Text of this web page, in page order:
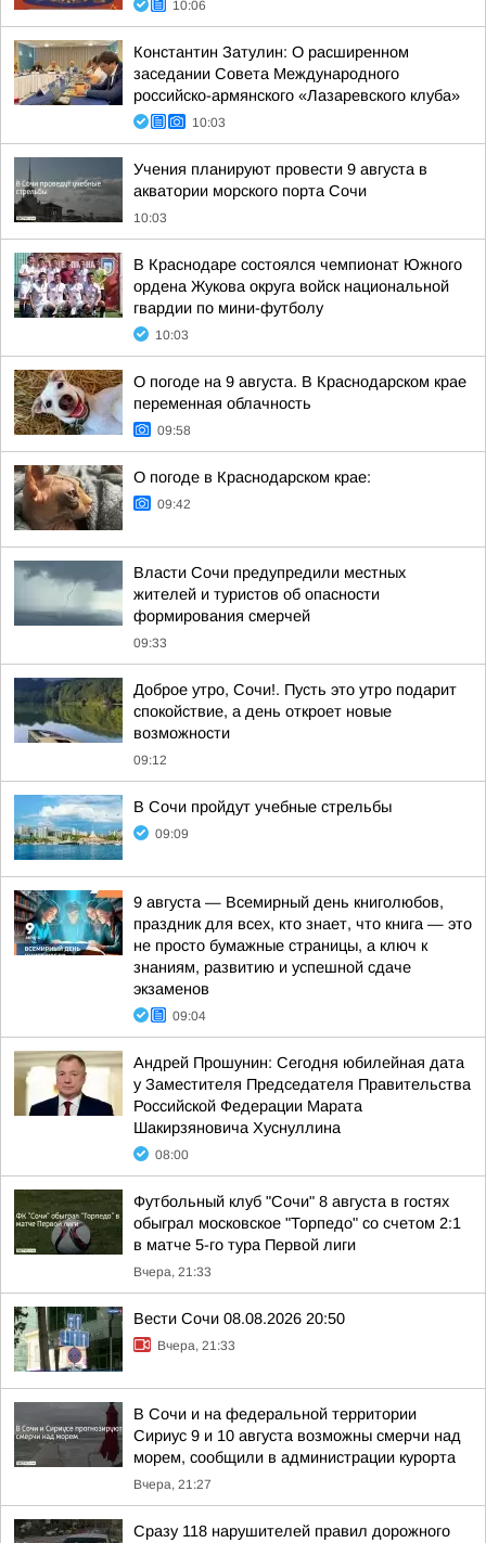
10:06
Константин Затулин: О расширенном
заседании Совета Международного
российско-армянского «Лазаревского клуба»
10:03
Учения планируют провести 9 августа в
акватории морского порта Сочи
10:03
В Краснодаре состоялся чемпионат Южного
ордена Жукова округа войск национальной
гвардии по мини-футболу
10:03
О погоде на 9 августа. В Краснодарском крае
переменная облачность
09:58
О погоде в Краснодарском крае:
09:42
Власти Сочи предупредили местных
жителей и туристов об опасности
формирования смерчей
09:33
Доброе утро, Сочи!. Пусть это утро подарит
спокойствие, а день откроет новые
возможности
09:12
В Сочи пройдут учебные стрельбы
09:09
9 августа — Всемирный день книголюбов,
праздник для всех, кто знает, что книга — это
не просто бумажные страницы, а ключ к
знаниям, развитию и успешной сдаче
экзаменов
09:04
Андрей Прошунин: Сегодня юбилейная дата
у Заместителя Председателя Правительства
Российской Федерации Марата
Шакирзяновича Хуснуллина
08:00
Футбольный клуб "Сочи" 8 августа в гостях
обыграл московское "Торпедо" со счетом 2:1
в матче 5-го тура Первой лиги
Вчера, 21:33
Вести Сочи 08.08.2026 20:50
Вчера, 21:33
В Сочи и на федеральной территории
Сириус 9 и 10 августа возможны смерчи над
морем, сообщили в администрации курорта
Вчера, 21:27
Сразу 118 нарушителей правил дорожного